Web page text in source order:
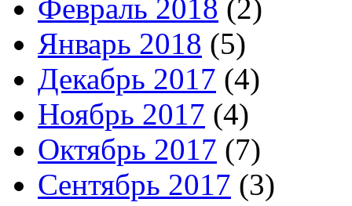
Февраль 2018 (2)
Январь 2018 (5)
Декабрь 2017 (4)
Ноябрь 2017 (4)
Октябрь 2017 (7)
Сентябрь 2017 (3)